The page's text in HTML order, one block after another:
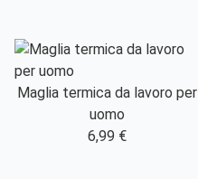
Maglia termica da lavoro per
uomo
6,99 €